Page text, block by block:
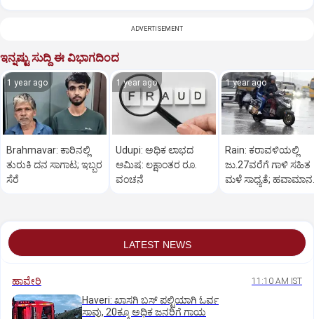
ADVERTISEMENT
ಇನ್ನಷ್ಟು ಸುದ್ದಿ ಈ ವಿಭಾಗದಿಂದ
1 year ago
Brahmavar: ಕಾರಿನಲ್ಲಿ
ತುರುಕಿ ದನ ಸಾಗಾಟ; ಇಬ್ಬರ
ಸೆರೆ
1 year ago
Udupi: ಅಧಿಕ ಲಾಭದ
ಆಮಿಷ: ಲಕ್ಷಾಂತರ ರೂ.
ವಂಚನೆ
1 year ago
Rain: ಕರಾವಳಿಯಲ್ಲಿ
ಜು.27ವರೆಗೆ ಗಾಳಿ ಸಹಿತ
ಮಳೆ ಸಾಧ್ಯತೆ; ಹವಾಮಾನ
LATEST NEWS
ಹಾವೇರಿ 11:10 AM IST
Haveri: ಖಾಸಗಿ ಬಸ್ ಪಲ್ಟಿಯಾಗಿ ಓರ್ವ
ಸಾವು, 20ಕ್ಕೂ ಅಧಿಕ ಜನರಿಗೆ ಗಾಯ